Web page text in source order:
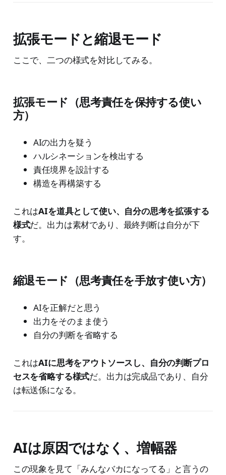
拡張モードと縮退モード
ここで、二つの様式を対比してみる。
拡張モード（思考責任を保持する使い
方）
AIの出力を疑う
ハルシネーションを検出する
責任境界を設計する
構造を再構築する
これはAIを道具として使い、自分の思考を拡張する
様式だ。出力は素材であり、最終判断は自分が下
す。
縮退モード（思考責任を手放す使い方）
AIを正解だと思う
出力をそのまま使う
自分の判断を省略する
これはAIに思考をアウトソースし、自分の判断プロ
セスを省略する様式だ。出力は完成品であり、自分
は転送係になる。
AIは原因ではなく、増幅器
この現象を見て「みんなバカになってる」と言うの